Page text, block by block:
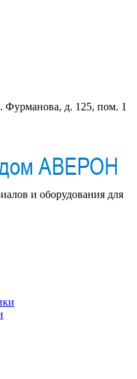
Фурманова, д. 125, пом. 1
и оборудования для